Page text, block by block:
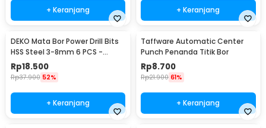
+ Keranjang + Keranjang
DEKO Mata Bor Power Drill Bits
HSS Steel 3-8mm 6 PCS -
DW1369
Rp18.500
Rp37.900 52%
+ Keranjang
Taffware Automatic Center
Punch Penanda Titik Bor
Rp8.700
Rp21.900 61%
+ Keranjang